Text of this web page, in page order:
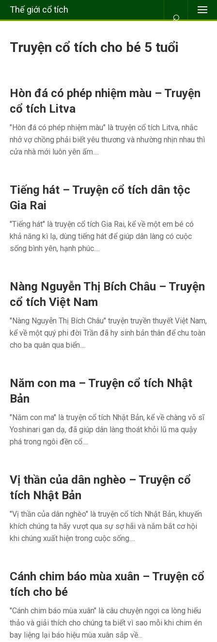
Thế giới cổ tích ⌕
Truyện cổ tích cho bé 5 tuổi
Hòn đá có phép nhiệm màu – Truyện
cổ tích Litva
"Hòn đá có phép nhiệm màu" là truyện cổ tích Litva, nhắc
nhở vợ chồng phải biết yêu thương và nhường nhịn nhau thì
cửa nhà mới luôn yên ấm....
Tiếng hát – Truyện cổ tích dân tộc
Gia Rai
"Tiếng hát" là truyện cổ tích Gia Rai, kể về một em bé có
khả năng kì lạ, dùng tiếng hát để giúp dân làng có cuộc
sống bình yên, hạnh phúc....
Nàng Nguyễn Thị Bích Châu – Truyện
cổ tích Việt Nam
"Nàng Nguyễn Thị Bích Châu" truyện truyền thuyết Việt Nam,
kể về một quý phi đời Trần đã hy sinh bản thân để chu toàn
cho ba quân qua biển....
Năm con ma – Truyện cổ tích Nhật
Bản
"Năm con ma" là truyện cổ tích Nhật Bản, kể về chàng võ sĩ
Yoshinari gan dạ, đã giúp dân làng thoát khỏi lũ ma quậy
phá trong ngôi đền cổ....
Vị thần của dân nghèo – Truyện cổ
tích Nhật Bản
"Vị thần của dân nghèo" là truyện cổ tích Nhật Bản, khuyến
khích chúng ta hãy vượt qua sự sợ hãi và nắm bắt cơ hội
khi chúng xuất hiện trong cuộc sống....
Cánh chim báo mùa xuân – Truyện cổ
tích cho bé
"Cánh chim báo mùa xuân" là câu chuyện ngợi ca lòng hiếu
thảo và giải thích cho chúng ta biết vì sao mỗi khi chim én
bay liệng lại báo hiệu mùa xuân sắp về...